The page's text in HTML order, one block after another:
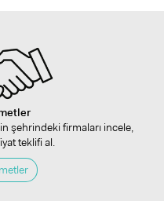
şehrindeki firmaları incele,
teklifi al.